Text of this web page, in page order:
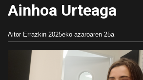
Ainhoa Urteaga
Aitor Errazkin 2025eko azaroaren 25a